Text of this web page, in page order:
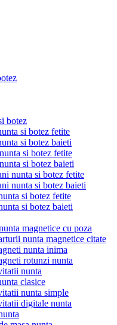
botez
si botez fetite
si botez baieti
si botez fetite
si botez baieti
nunta si botez fetite
nunta si botez baieti
si botez fetite
si botez baieti
magnetice cu poza
nunta magnetice citate
nunta inima
rotunzi nunta
nunta
clasice
nunta simple
digitale nunta